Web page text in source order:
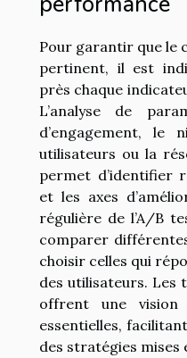
Pour garantir que le
pertinent, il est
près chaque
L’analyse de
d’engagement, le
utilisateurs ou la
permet d’identifier
et les axes
régulière de l’A/B
comparer
choisir celles qui
des utilisateurs. Les
offrent une vision
essentielles,
des stratégies mises